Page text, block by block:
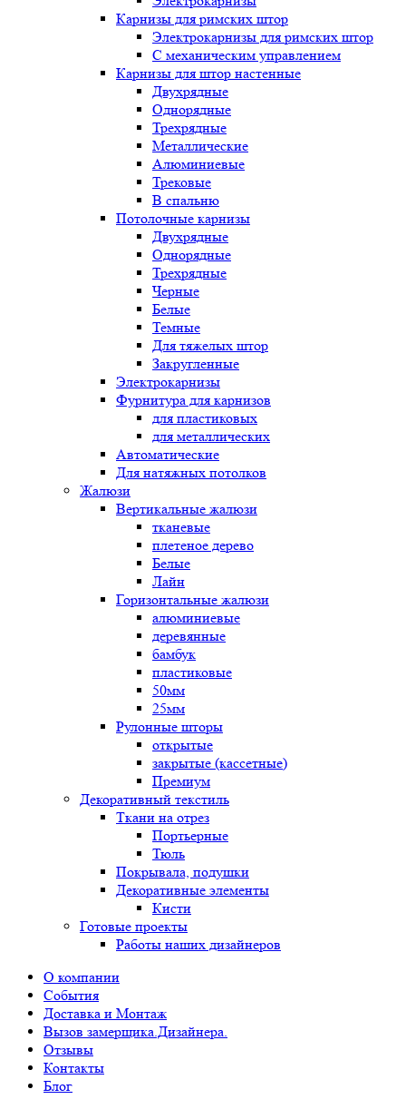
Карнизы для римских штор
Электрокарнизы для римских штор
C механическим управлением
Карнизы для штор настенные
Двухрядные
Однорядные
Трехрядные
Металлические
Алюминиевые
Трековые
В спальню
Потолочные карнизы
Двухрядные
Однорядные
Трехрядные
Черные
Белые
Темные
Для тяжелых штор
Закругленные
Электрокарнизы
Фурнитура для карнизов
для пластиковых
для металлических
Автоматические
Для натяжных потолков
Жалюзи
Вертикальные жалюзи
тканевые
плетеное дерево
Белые
Лайн
Горизонтальные жалюзи
алюминиевые
деревянные
бамбук
пластиковые
50мм
25мм
Рулонные шторы
открытые
закрытые (кассетные)
Премиум
Декоративный текстиль
Ткани на отрез
Портьерные
Тюль
Покрывала, подушки
Декоративные элементы
Кисти
Готовые проекты
Работы наших дизайнеров
О компании
События
Доставка и Монтаж
Вызов замерщика.Дизайнера.
Отзывы
Контакты
Блог